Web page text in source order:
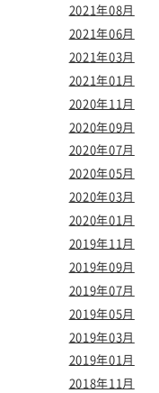
2021年08月
2021年06月
2021年03月
2021年01月
2020年11月
2020年09月
2020年07月
2020年05月
2020年03月
2020年01月
2019年11月
2019年09月
2019年07月
2019年05月
2019年03月
2019年01月
2018年11月